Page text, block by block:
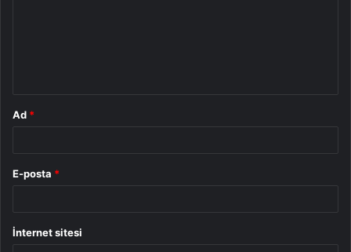
Ad *
E-posta *
İnternet sitesi